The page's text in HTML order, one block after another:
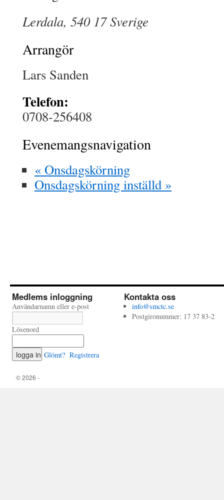
Lerdala, 540 17Sverige
Arrangör
Lars Sanden
Telefon:
0708-256408
Evenemangsnavigation
«Onsdagskörning
Onsdagskörning inställd »
Medlems inloggning
Användarnamn eller e-post
Lösenord
Glömt? Registrera
Kontakta oss
info@smctc.se
Postgironummer: 17 37 83-2
© 2026 -